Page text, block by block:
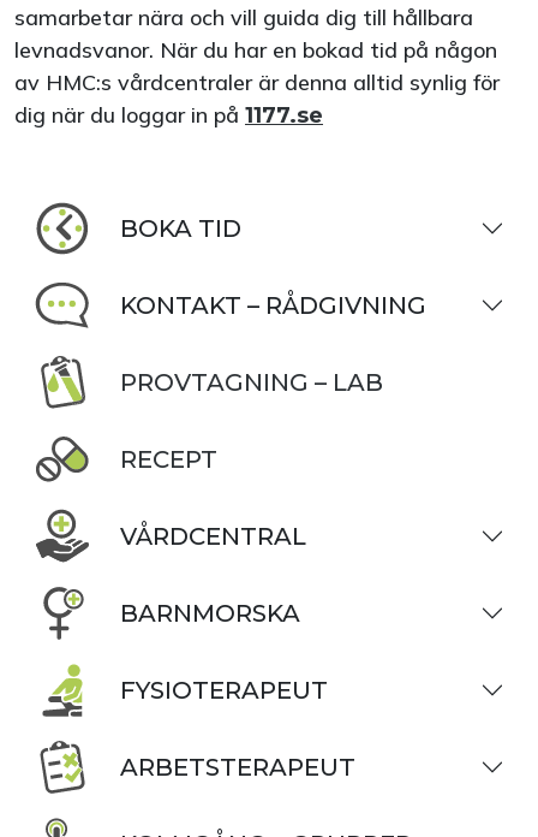
samarbetar nära och vill guida dig till hållbara
levnadsvanor. När du har en bokad tid på någon
av HMC:s vårdcentraler är denna alltid synlig för
dig när du loggar in på 1177.se
BOKA TID
KONTAKT – RÅDGIVNING
PROVTAGNING – LAB
RECEPT
VÅRDCENTRAL
BARNMORSKA
FYSIOTERAPEUT
ARBETSTERAPEUT